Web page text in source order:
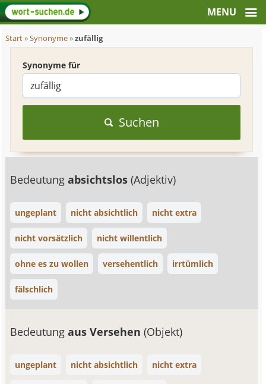
Start»Synonyme»zufällig
Synonyme für
Suchen
Bedeutungabsichtslos(Adjektiv)
ungeplant nicht absichtlich nicht extra
nicht vorsätzlich nicht willentlich
ohne es zu wollen versehentlich irrtümlich
fälschlich
Bedeutungaus Versehen(Objekt)
ungeplant nicht absichtlich nicht extra